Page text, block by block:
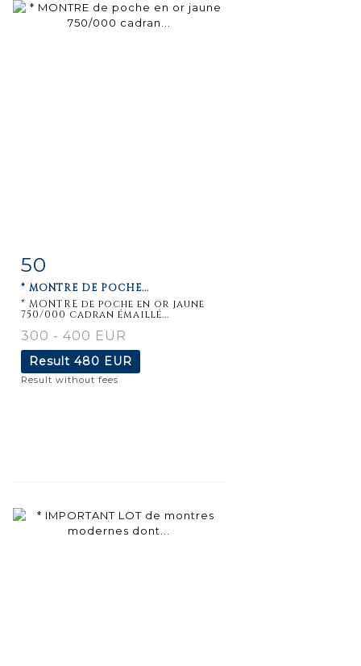
Item detail
50
* MONTRE DE POCHE...
* MONTRE de poche en or jaune
750/000 cadran émaillé...
300 - 400 EUR
Result 480 EUR
Result without fees